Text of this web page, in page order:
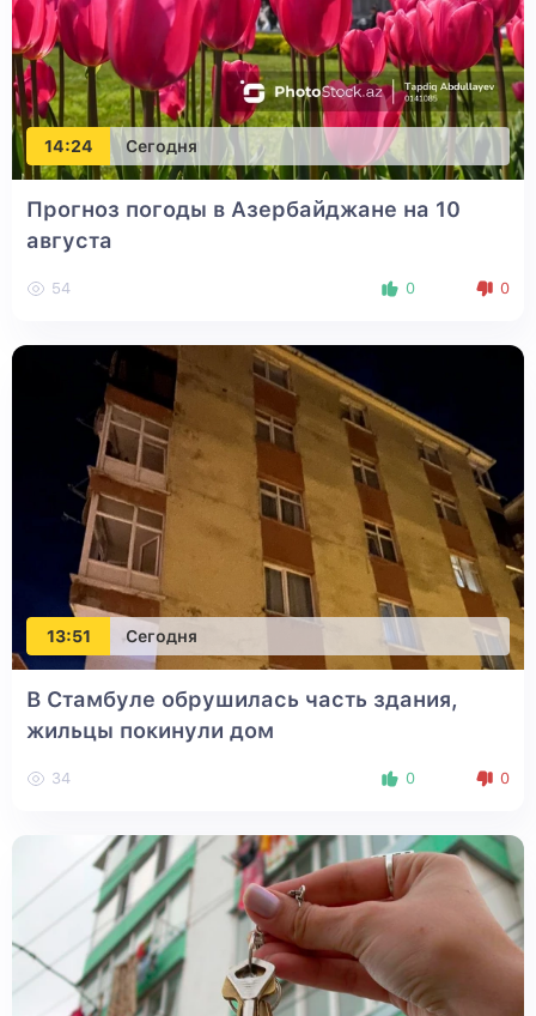
14:24 Сегодня
Прогноз погоды в Азербайджане на 10
августа
54 0 0
13:51 Сегодня
В Стамбуле обрушилась часть здания,
жильцы покинули дом
34 0 0